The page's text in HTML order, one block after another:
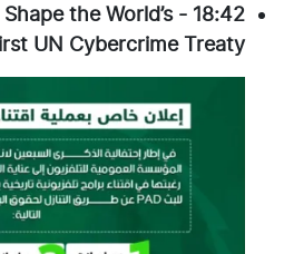
18:42
-
the World’s
UN Cybercrime Treaty